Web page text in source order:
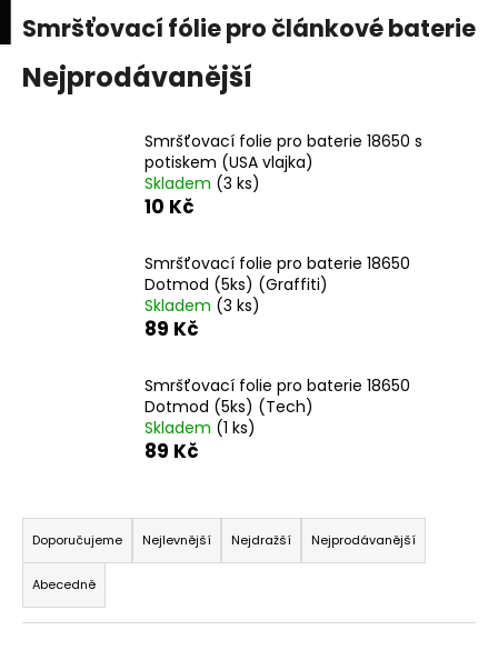
Přejít
na
obsah
Smršťovací fólie pro článkové baterie
Nejprodávanější
Smršťovací folie pro baterie 18650 s
potiskem (USA vlajka)
Skladem (3 ks)
10 Kč
Smršťovací folie pro baterie 18650
Dotmod (5ks) (Graffiti)
Skladem (3 ks)
89 Kč
Smršťovací folie pro baterie 18650
Dotmod (5ks) (Tech)
Skladem (1 ks)
89 Kč
Ř
a
z
e
n
Doporučujeme Nejlevnější Nejdražší Nejprodávanější
Abecedně
o
a
j
t